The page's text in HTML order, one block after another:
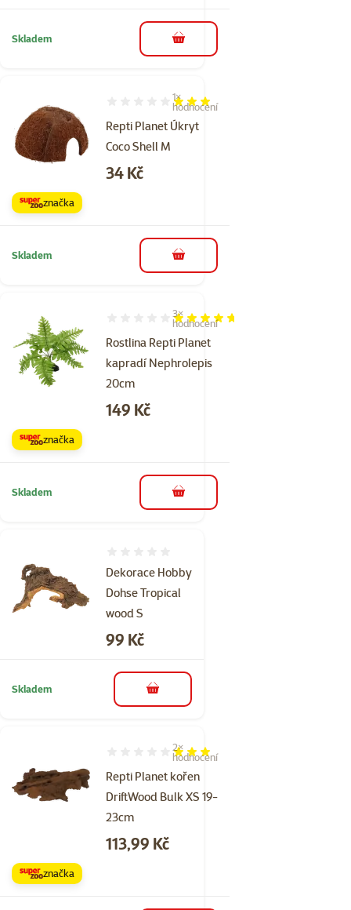
Skladem do košíku
Repti Planet Úkryt
Coco Shell M
Hodnocení 60%, počet hodnocení: 1
1×
hodnocení
Cena
34 Kč
značka
Skladem do košíku
Rostlina Repti Planet
kapradí Nephrolepis
20cm
Hodnocení 93%, počet hodnocení: 3
3×
hodnocení
Cena
149 Kč
značka
Skladem do košíku
Dekorace Hobby
Dohse Tropical
wood S
Cena
99 Kč
Skladem do košíku
Repti Planet kořen
DriftWood Bulk XS 19-
23cm
Hodnocení 60%, počet hodnocení: 2
2×
hodnocení
Cena
113,99 Kč
značka